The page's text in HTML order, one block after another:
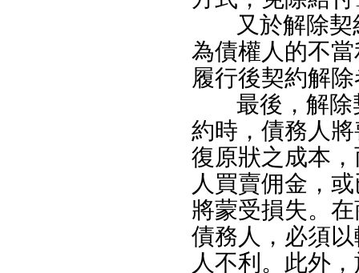
又於解除
為債權人的不
履行後契約解
最後，解
約時，債務人
復原狀之成本
人買賣佣金，
將蒙受損失。
債務人，必須
人不利。此外